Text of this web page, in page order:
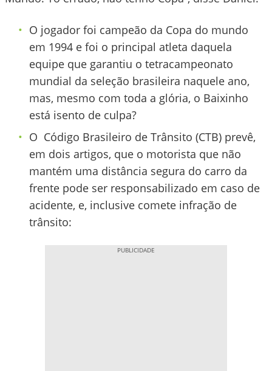
O jogador foi campeão da Copa do mundo
em 1994 e foi o principal atleta daquela
equipe que garantiu o tetracampeonato
mundial da seleção brasileira naquele ano,
mas, mesmo com toda a glória, o Baixinho
está isento de culpa?
O Código Brasileiro de Trânsito (CTB) prevê,
em dois artigos, que o motorista que não
mantém uma distância segura do carro da
frente pode ser responsabilizado em caso de
acidente, e, inclusive comete infração de
trânsito: